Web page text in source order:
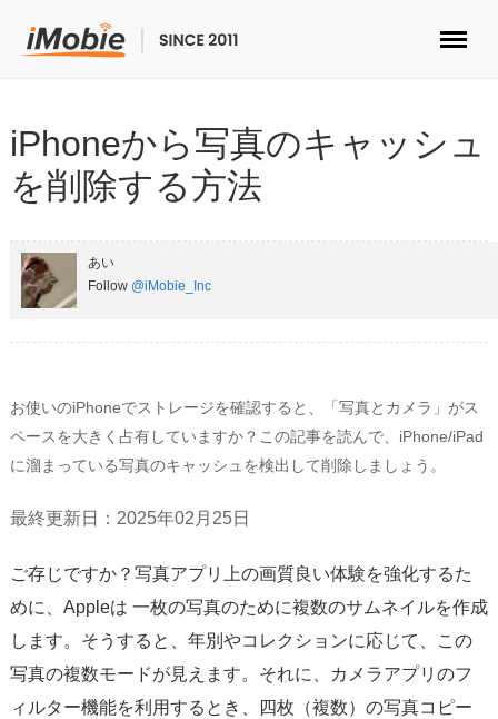
データ転送
便利ツール
ソリューション
ストア
ダウンロード
サポート
言語選択
iPhoneから写真のキャッシュ
を削除する方法
あい
Follow @iMobie_Inc
お使いのiPhoneでストレージを確認すると、「写真とカメラ」がス
ペースを大きく占有していますか？この記事を読んで、iPhone/iPad
に溜まっている写真のキャッシュを検出して削除しましょう。
最終更新日：2025年02月25日
ご存じですか？写真アプリ上の画質良い体験を強化するた
めに、Appleは 一枚の写真のために複数のサムネイルを作成
します。そうすると、年別やコレクションに応じて、この
写真の複数モードが見えます。それに、カメラアプリのフ
ィルター機能を利用するとき、四枚（複数）の写真コピー